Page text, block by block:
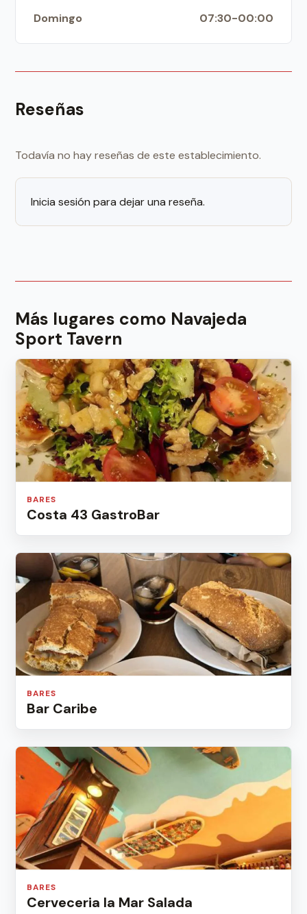
Domingo 07:30-00:00
Reseñas
Todavía no hay reseñas de este establecimiento.
Inicia sesión para dejar una reseña.
Más lugares como Navajeda
Sport Tavern
BARES
Costa 43 GastroBar
BARES
Bar Caribe
BARES
Cerveceria la Mar Salada